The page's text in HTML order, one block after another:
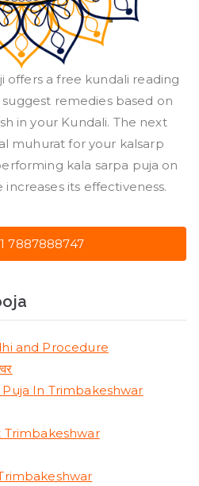
offers a free kundali reading
suggest remedies based on
in your Kundali. The next
muhurat for your kalsarp
kala sarpa puja on
its effectiveness.
7887888747
and Procedure
In Trimbakeshwar
Trimbakeshwar